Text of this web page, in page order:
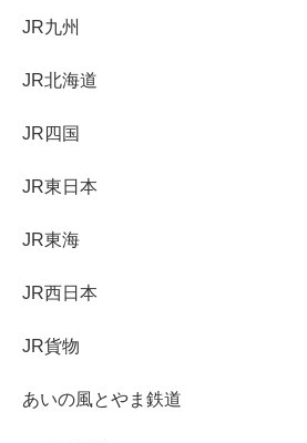
JR九州
JR北海道
JR四国
JR東日本
JR東海
JR西日本
JR貨物
あいの風とやま鉄道